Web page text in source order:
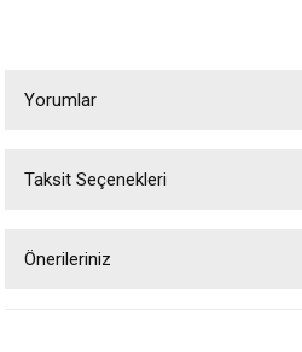
Yorumlar
Taksit Seçenekleri
Önerileriniz